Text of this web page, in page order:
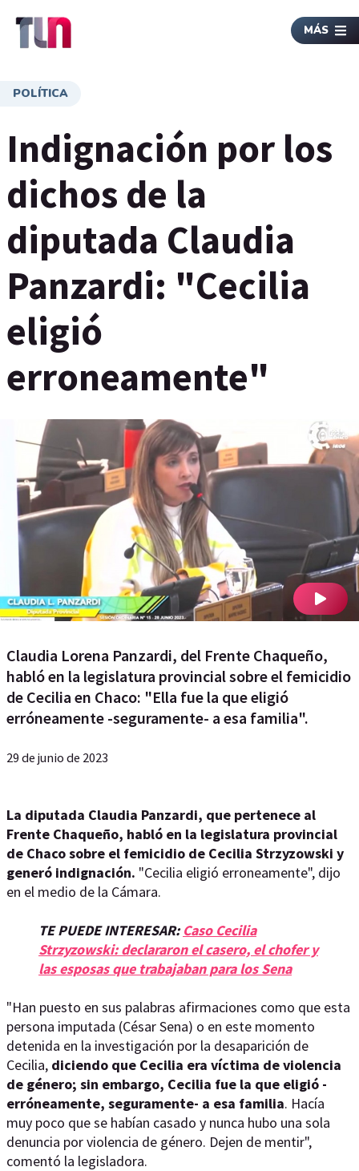
MÁS
POLÍTICA
Indignación por los
dichos de la
diputada Claudia
Panzardi: "Cecilia
eligió
erroneamente"
Claudia Lorena Panzardi, del Frente Chaqueño,
habló en la legislatura provincial sobre el femicidio
de Cecilia en Chaco: "Ella fue la que eligió
erróneamente -seguramente- a esa familia".
29 de junio de 2023
La diputada Claudia Panzardi, que pertenece al
Frente Chaqueño, habló en la legislatura provincial
de Chaco sobre el femicidio de Cecilia Strzyzowski y
generó indignación. "Cecilia eligió erroneamente", dijo
en el medio de la Cámara.
TE PUEDE INTERESAR:Caso Cecilia
Strzyzowski: declararon el casero, el chofer y
las esposas que trabajaban para los Sena
"Han puesto en sus palabras afirmaciones como que esta
persona imputada (César Sena) o en este momento
detenida en la investigación por la desaparición de
Cecilia, diciendo que Cecilia era víctima de violencia
de género; sin embargo, Cecilia fue la que eligió -
erróneamente, seguramente- a esa familia. Hacía
muy poco que se habían casado y nunca hubo una sola
denuncia por violencia de género. Dejen de mentir",
comentó la legisladora.